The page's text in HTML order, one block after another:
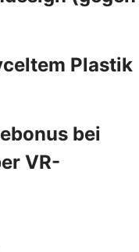
Plastik
bei
VR-